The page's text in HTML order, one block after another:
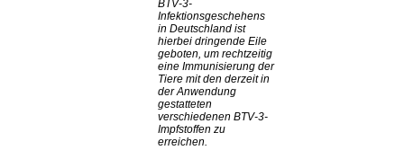
BTV-3-
Infektionsgeschehens
in Deutschland ist
hierbei dringende Eile
geboten, um rechtzeitig
eine Immunisierung der
Tiere mit den derzeit in
der Anwendung
gestatteten
verschiedenen BTV-3-
Impfstoffen zu
erreichen.